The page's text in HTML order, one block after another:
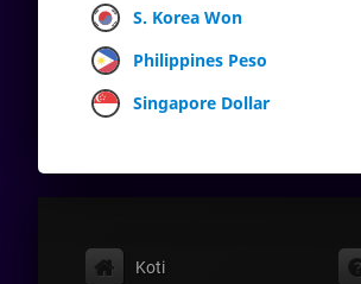
S. Korea Won
Philippines Peso
Singapore Dollar
Koti